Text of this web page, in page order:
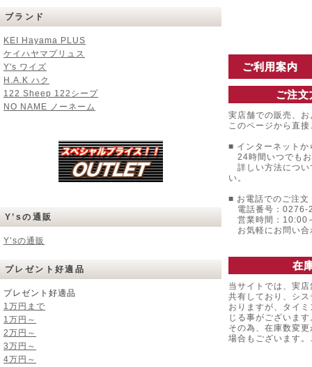
ブランド
KEI Hayama PLUS
ケイハヤマプリュス
Y's ワイズ
H.A.K ハク
122 Sheep 122シープ
NO NAME ノーネーム
Y’sの通販
Y’sの通販
プレゼント好適品
プレゼント好適品
1万円まで
1万円～
2万円～
3万円～
4万円～
ご利用案内
ご注
実店舗での販売、
このページから直
■ インターネットか
24時間いつでも
詳しい方法につい
い。
■ お電話でのご注文
電話番号：0276-
営業時間：10:00
お気軽にお問い合
在
当サイトでは、実
共有しており、シ
おりますが、タイ
じる事がございます
その為、在庫数変
場合もございます